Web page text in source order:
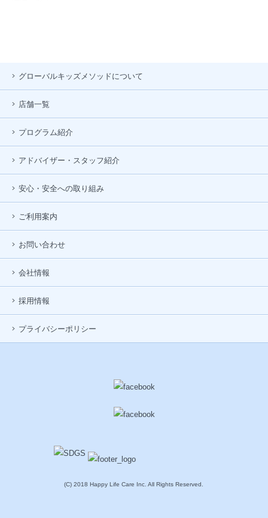
グローバルキッズメソッドについて
店舗一覧
プログラム紹介
アドバイザー・スタッフ紹介
安心・安全への取り組み
ご利用案内
お問い合わせ
会社情報
採用情報
プライバシーポリシー
(C) 2018 Happy Life Care Inc. All Rights Reserved.